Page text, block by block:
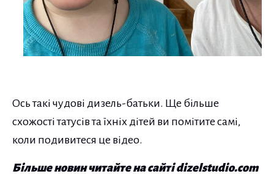
Ось такі чудові дизель-батьки. Ще більше
схожості татусів та їхніх дітей ви помітите самі,
коли подивитеся це відео.
Більше новин читайте на сайті dizelstudio.com